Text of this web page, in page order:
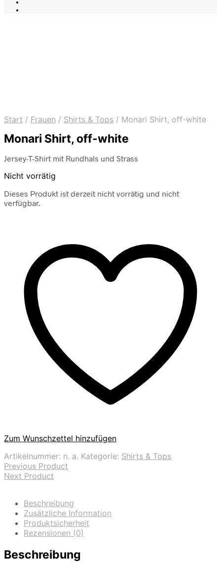
Start / Frauen / Shirts & Tops / Monari Shirt, off-white
Monari Shirt, off-white
Jersey-T-Shirt mit Rundhals und Strass
Nicht vorrätig
Dieses Produkt ist derzeit nicht vorrätig und nicht
verfügbar.
Zum Wunschzettel hinzufügen
Artikelnummer: n. a. Kategorie: Shirts & Tops
Previous Product
Next Product
Beschreibung
Zusätzliche Information
Produktsicherheit
Rezensionen (0)
Beschreibung